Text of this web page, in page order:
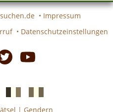
• Impressum
• Datenschutzeinstellungen
| Gendern